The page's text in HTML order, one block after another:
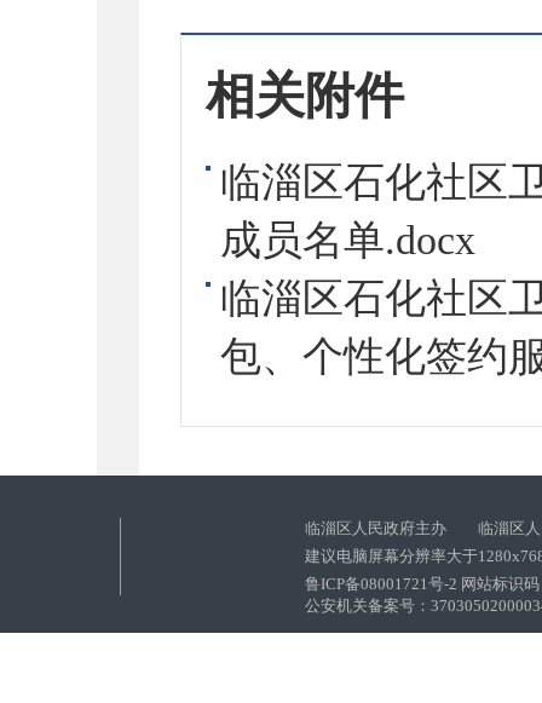
相关附件
临淄区石化社区
成员名单.docx
临淄区石化社区
包、个性化签约
临淄区人民政府主办 临淄区人
建议电脑屏幕分辨率大于
鲁ICP备08001721号-2 网站标识
公安机关备案号：